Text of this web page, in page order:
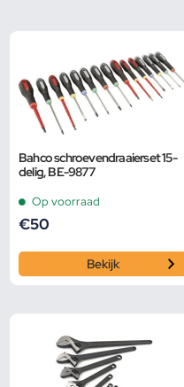
Bahco schroevendraaierset 15-
delig, BE-9877
Op voorraad
€50
Bekijk